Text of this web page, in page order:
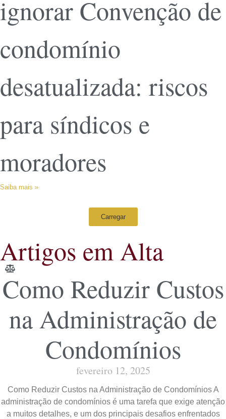
ignorar Convenção de
condomínio
desatualizada: riscos
para síndicos e
moradores
Saiba mais »
Carregar
Artigos em Alta
Como Reduzir Custos
na Administração de
Condomínios
fevereiro 12, 2025
Como Reduzir Custos na Administração de Condomínios A
administração de condomínios é uma tarefa que exige atenção
a muitos detalhes, e um dos principais desafios enfrentados